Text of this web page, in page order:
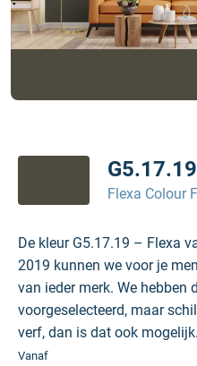
Flexa Colour
De kleur G5.17.19 – Flexa
2019 kunnen we voor je
van ieder merk. We hebben
voorgeselecteerd, maar
verf, dan is dat ook mogelijk.
Vanaf